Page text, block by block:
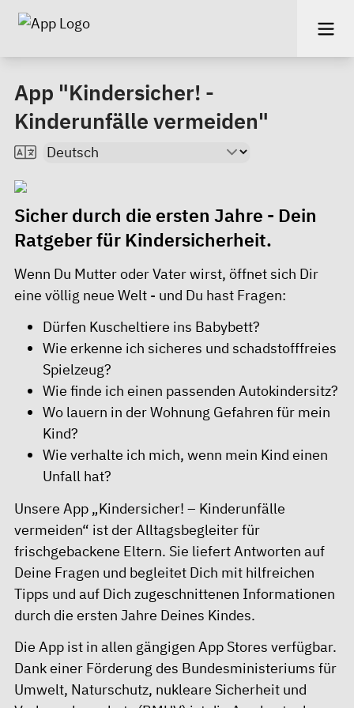
App "Kindersicher! -
Kinderunfälle vermeiden"
Sicher durch die ersten Jahre - Dein
Ratgeber für Kindersicherheit.
Wenn Du Mutter oder Vater wirst, öffnet sich Dir
eine völlig neue Welt - und Du hast Fragen:
Dürfen Kuscheltiere ins Babybett?
Wie erkenne ich sicheres und schadstofffreies
Spielzeug?
Wie finde ich einen passenden Autokindersitz?
Wo lauern in der Wohnung Gefahren für mein
Kind?
Wie verhalte ich mich, wenn mein Kind einen
Unfall hat?
Unsere App „Kindersicher! – Kinderunfälle
vermeiden“ ist der Alltagsbegleiter für
frischgebackene Eltern. Sie liefert Antworten auf
Deine Fragen und begleitet Dich mit hilfreichen
Tipps und auf Dich zugeschnittenen Informationen
durch die ersten Jahre Deines Kindes.
Die App ist in allen gängigen App Stores verfügbar.
Dank einer Förderung des Bundesministeriums für
Umwelt, Naturschutz, nukleare Sicherheit und